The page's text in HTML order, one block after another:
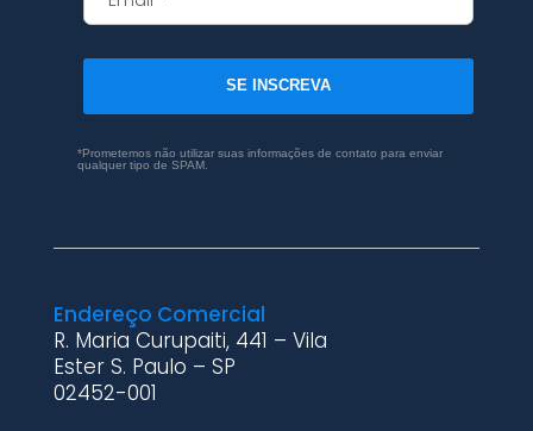
SE INSCREVA
*Prometemos não utilizar suas informações de contato para enviar
qualquer tipo de SPAM.
Endereço Comercial
R. Maria Curupaiti, 441 – Vila
Ester S. Paulo – SP
02452-001